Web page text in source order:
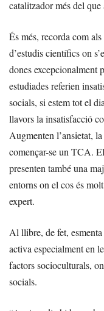
catalitzador més del que
És més, recorda com
d’estudis científics on
dones excepcionalment
estudiades referien
socials, si estem tot el
llavors la insatisfacció
Augmenten l’ansietat,
començar-se un TCA.
presenten també una
entorns on el cos és
expert.
Al llibre, de fet,
activa especialment en
factors socioculturals,
socials.